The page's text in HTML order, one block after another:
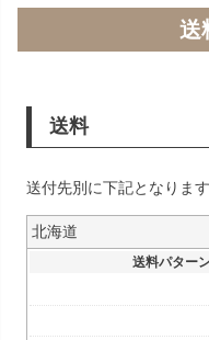
送
送料
送付先別に下記となりま
北海道
送料パター